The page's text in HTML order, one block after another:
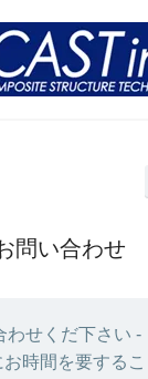
問い合わせ
わせくだ下さい -
時間を要するこ